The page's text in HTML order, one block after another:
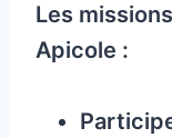
Les
Apicole :